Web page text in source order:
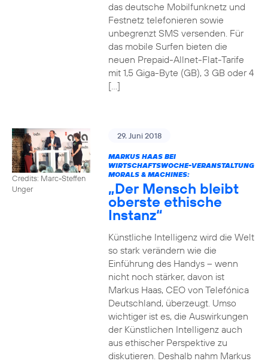
das deutsche Mobilfunknetz und
Festnetz telefonieren sowie
unbegrenzt SMS versenden. Für
das mobile Surfen bieten die
neuen Prepaid-Allnet-Flat-Tarife
mit 1,5 Giga-Byte (GB), 3 GB oder 4
[…]
Credits: Marc-Steffen
Unger
29. Juni 2018
MARKUS HAAS BEI
WIRTSCHAFTSWOCHE-VERANSTALTUNG
MORALS & MACHINES:
„Der Mensch bleibt
oberste ethische
Instanz“
Künstliche Intelligenz wird die Welt
so stark verändern wie die
Einführung des Handys – wenn
nicht noch stärker, davon ist
Markus Haas, CEO von Telefónica
Deutschland, überzeugt. Umso
wichtiger ist es, die Auswirkungen
der Künstlichen Intelligenz auch
aus ethischer Perspektive zu
diskutieren. Deshalb nahm Markus